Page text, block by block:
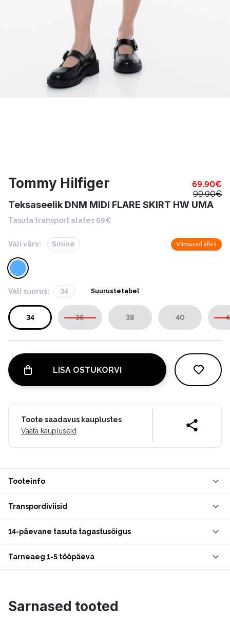
Tommy Hilfiger 69.90€
99.90€
Teksaseelik DNM MIDI FLARE SKIRT HW UMA
Tasuta transport alates 69€
Vali värv: Sinine Viimased alles
Vali suurus: 34 Suurustetabel
34 36 38 40
LISA OSTUKORVI
Toote saadavus kauplustes
Vaata kaupluseid
Tooteinfo
Transpordiviisid
14-päevane tasuta tagastusõigus
Tarneaeg 1-5 tööpäeva
Sarnased tooted